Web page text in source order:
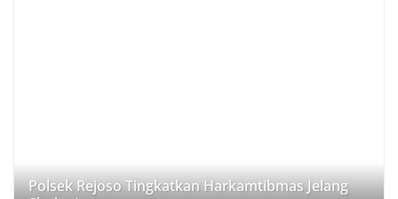
Polsek Rejoso Tingkatkan Harkamtibmas Jelang